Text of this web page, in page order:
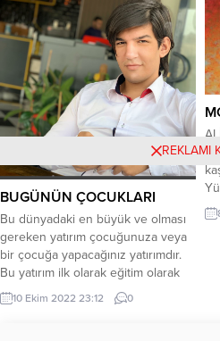
BUGÜNÜN ÇOCUKLARI
Bu dünyadaki en büyük ve olması
gereken yatırım çocuğunuza veya
bir çocuğa yapacağınız yatırımdır.
Bu yatırım ilk olarak eğitim olarak
başlar ve çocuğun bütün yaşamı
boyunca aksamadan devam etmesi
10 Ekim 2022 23:12 0
REKLAMI